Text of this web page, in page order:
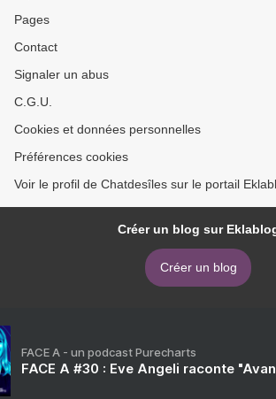
Pages
Contact
Signaler un abus
C.G.U.
Cookies et données personnelles
Préférences cookies
Voir le profil de Chatdesîles sur le portail
Créer un blog sur
Créer un blog
FACE A - un podcast Purecharts
FACE A #30 : Eve Angeli raconte